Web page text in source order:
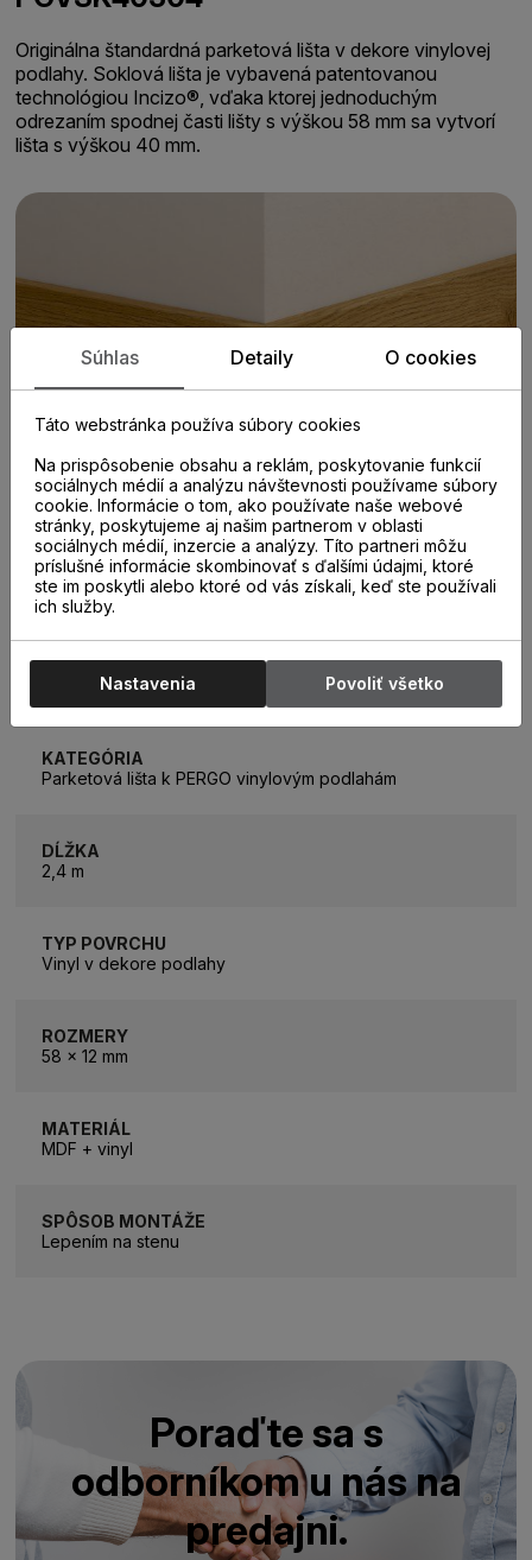
Originálna štandardná parketová lišta v dekore vinylovej
podlahy. Soklová lišta je vybavená patentovanou
technológiou Incizo®, vďaka ktorej jednoduchým
odrezaním spodnej časti lišty s výškou 58 mm sa vytvorí
lišta s výškou 40 mm.
PARAMETRE
KATEGÓRIA
Parketová lišta k PERGO vinylovým podlahám
DĹŽKA
2,4 m
TYP POVRCHU
Vinyl v dekore podlahy
ROZMERY
58 x 12 mm
MATERIÁL
MDF + vinyl
SPÔSOB MONTÁŽE
Lepením na stenu
Poraďte sa s
odborníkom u nás na
predajni.
Súhlas Detaily O cookies
Táto webstránka používa súbory cookies
Na prispôsobenie obsahu a reklám, poskytovanie funkcií
sociálnych médií a analýzu návštevnosti používame súbory
cookie. Informácie o tom, ako používate naše webové
stránky, poskytujeme aj našim partnerom v oblasti
sociálnych médií, inzercie a analýzy. Títo partneri môžu
príslušné informácie skombinovať s ďalšími údajmi, ktoré
ste im poskytli alebo ktoré od vás získali, keď ste používali
ich služby.
Nastavenia Povoliť všetko